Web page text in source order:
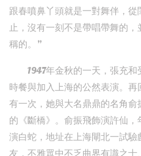
跟春噴鼻丫頭就是一對舞伴，
止，沒有一刻不是帶唱帶舞的
稱的。”
1947年金秋的一天，張充
時餐與加入上海的公然表演。再
有一次，她與大名鼎鼎的名角
的《斷橋》。俞振飛飾演許仙
演白蛇，地址在上海閘北一試